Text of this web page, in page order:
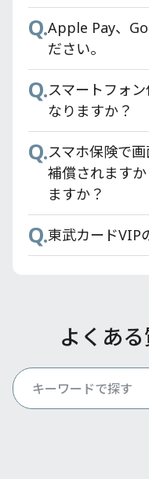
Q.Apple Pay、
ださい。
Q.スマートフォ
なりますか？
Q.スマホ保険で
補償されます
ますか？
Q.東武カードVIP
よくあ